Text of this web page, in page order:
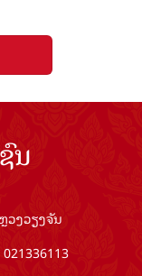
ນ
ງວຽງຈັນ